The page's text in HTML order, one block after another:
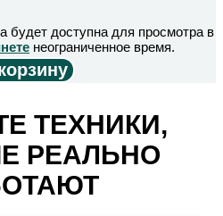
будет доступна для просмотра в
неограниченное время.
ТЕХНИКИ,
РЕАЛЬНО